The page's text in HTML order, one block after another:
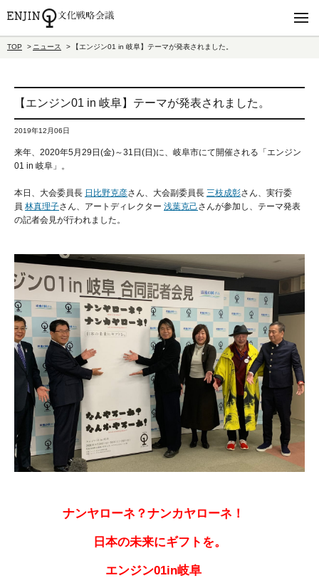
TOP ニュース 【エンジン01 in 岐阜】テーマが発表されました。
【エンジン01 in 岐阜】テーマが発表されました。
2019年12月06日
来年、2020年5月29日(金)～31日(日)に、岐阜市にて開催される「エンジン
01 in 岐阜」。
本日、大会委員長 日比野克彦さん、大会副委員長 三枝成彰さん、実行委
員 林真理子さん、アートディレクター 浅葉克己さんが参加し、テーマ発表
の記者会見が行われました。
ナンヤローネ？ナンカヤローネ！
日本の未来にギフトを。
エンジン01in岐阜